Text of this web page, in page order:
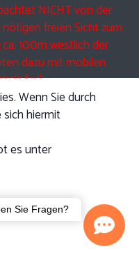
NICHT von der
freien Sicht zum
100m westlich der
dazu mit mobilen
frei!
den jeweils
führen wir Sie durch
der Teleskope.
Beobachtung mit den
Teleskop nicht durch
Wenn Sie durch
sich hiermit
es unter
Sie Fragen?